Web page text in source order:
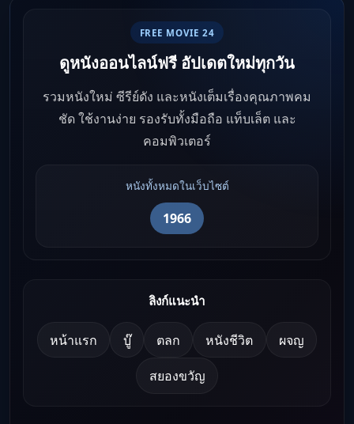
FREE MOVIE 24
ดูหนังออนไลน์ฟรี อัปเดตใหม่ทุกวัน
รวมหนังใหม่ ซีรีย์ดัง และหนังเต็มเรื่องคุณภาพคม
ชัด ใช้งานง่าย รองรับทั้งมือถือ แท็บเล็ต และ
คอมพิวเตอร์
หนังทั้งหมดในเว็บไซต์
1966
ลิงก์แนะนำ
หน้าแรก บู๊ ตลก หนังชีวิต ผจญ
สยองขวัญ